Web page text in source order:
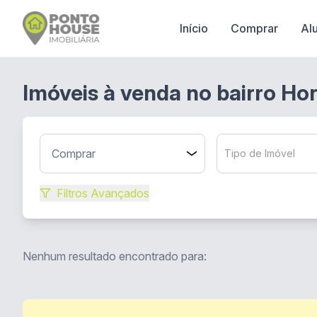
Início Comprar
Imóveis à venda no bairro
Tipo de Imóvel
Filtros Avançados
Nenhum resultado encontrado para: